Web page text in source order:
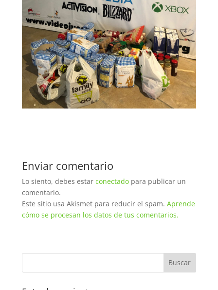
Enviar comentario
Lo siento, debes estar conectadopara publicar un
comentario.
Este sitio usa Akismet para reducir el spam. Aprende
cómo se procesan los datos de tus comentarios.